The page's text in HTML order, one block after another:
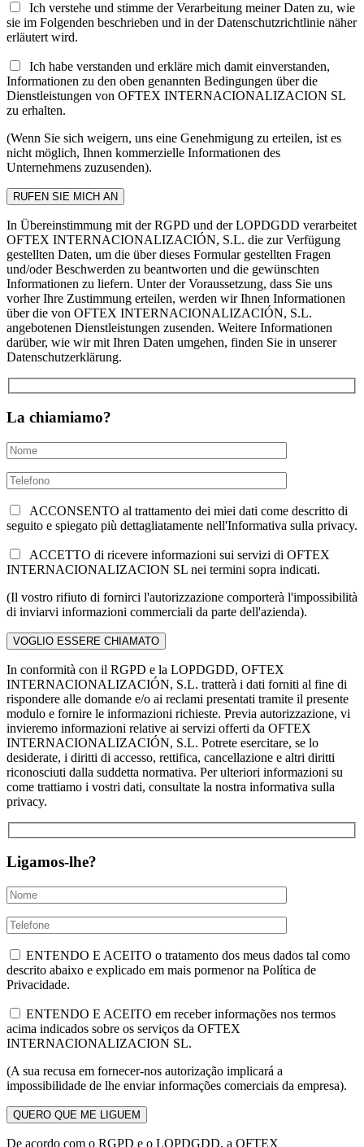
Ich verstehe und stimme der Verarbeitung meiner Daten zu, wie
sie im Folgenden beschrieben und in der Datenschutzrichtlinie näher
erläutert wird.
Ich habe verstanden und erkläre mich damit einverstanden,
Informationen zu den oben genannten Bedingungen über die
Dienstleistungen von OFTEX INTERNACIONALIZACION SL
zu erhalten.
(Wenn Sie sich weigern, uns eine Genehmigung zu erteilen, ist es
nicht möglich, Ihnen kommerzielle Informationen des
Unternehmens zuzusenden).
In Übereinstimmung mit der RGPD und der LOPDGDD verarbeitet
OFTEX INTERNACIONALIZACIÓN, S.L. die zur Verfügung
gestellten Daten, um die über dieses Formular gestellten Fragen
und/oder Beschwerden zu beantworten und die gewünschten
Informationen zu liefern. Unter der Voraussetzung, dass Sie uns
vorher Ihre Zustimmung erteilen, werden wir Ihnen Informationen
über die von OFTEX INTERNACIONALIZACIÓN, S.L.
angebotenen Dienstleistungen zusenden. Weitere Informationen
darüber, wie wir mit Ihren Daten umgehen, finden Sie in unserer
Datenschutzerklärung.
La chiamiamo?
ACCONSENTO al trattamento dei miei dati come descritto di
seguito e spiegato più dettagliatamente nell'Informativa sulla privacy.
ACCETTO di ricevere informazioni sui servizi di OFTEX
INTERNACIONALIZACION SL nei termini sopra indicati.
(Il vostro rifiuto di fornirci l'autorizzazione comporterà l'impossibilità
di inviarvi informazioni commerciali da parte dell'azienda).
In conformità con il RGPD e la LOPDGDD, OFTEX
INTERNACIONALIZACIÓN, S.L. tratterà i dati forniti al fine di
rispondere alle domande e/o ai reclami presentati tramite il presente
modulo e fornire le informazioni richieste. Previa autorizzazione, vi
invieremo informazioni relative ai servizi offerti da OFTEX
INTERNACIONALIZACIÓN, S.L. Potrete esercitare, se lo
desiderate, i diritti di accesso, rettifica, cancellazione e altri diritti
riconosciuti dalla suddetta normativa. Per ulteriori informazioni su
come trattiamo i vostri dati, consultate la nostra informativa sulla
privacy.
Ligamos-lhe?
ENTENDO E ACEITO o tratamento dos meus dados tal como
descrito abaixo e explicado em mais pormenor na Política de
Privacidade.
ENTENDO E ACEITO em receber informações nos termos
acima indicados sobre os serviços da OFTEX
INTERNACIONALIZACION SL.
(A sua recusa em fornecer-nos autorização implicará a
impossibilidade de lhe enviar informações comerciais da empresa).
De acordo com o RGPD e o LOPDGDD, a OFTEX